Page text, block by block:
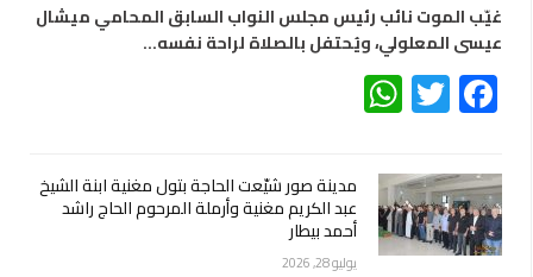
غيّب الموت نائب رئيس مجلس النواب السابق المحامي ميشال
عيسى المعلولي، ويُحتفل بالصلاة لراحة نفسه…
Facebook
Twitter
مدينة صور شيّعت الحاجة بتول مغنية ابنة الشيخ
عبد الكريم مغنية وأرملة المرحوم الحاج راشد
أحمد بيطار
يوليو 28, 2026